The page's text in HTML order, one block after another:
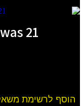
21 Savage – i am > i was
הוסף לרשימת